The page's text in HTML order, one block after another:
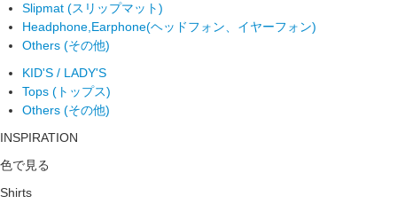
Slipmat (スリップマット)
Headphone,Earphone(ヘッドフォン、イヤーフォン)
Others (その他)
KID'S / LADY'S
Tops (トップス)
Others (その他)
INSPIRATION
色で見る
Shirts